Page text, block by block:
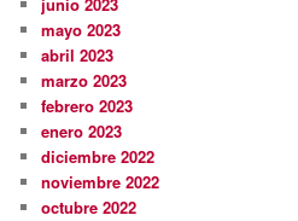
mayo 2023
abril 2023
marzo 2023
febrero 2023
enero 2023
diciembre 2022
noviembre 2022
octubre 2022